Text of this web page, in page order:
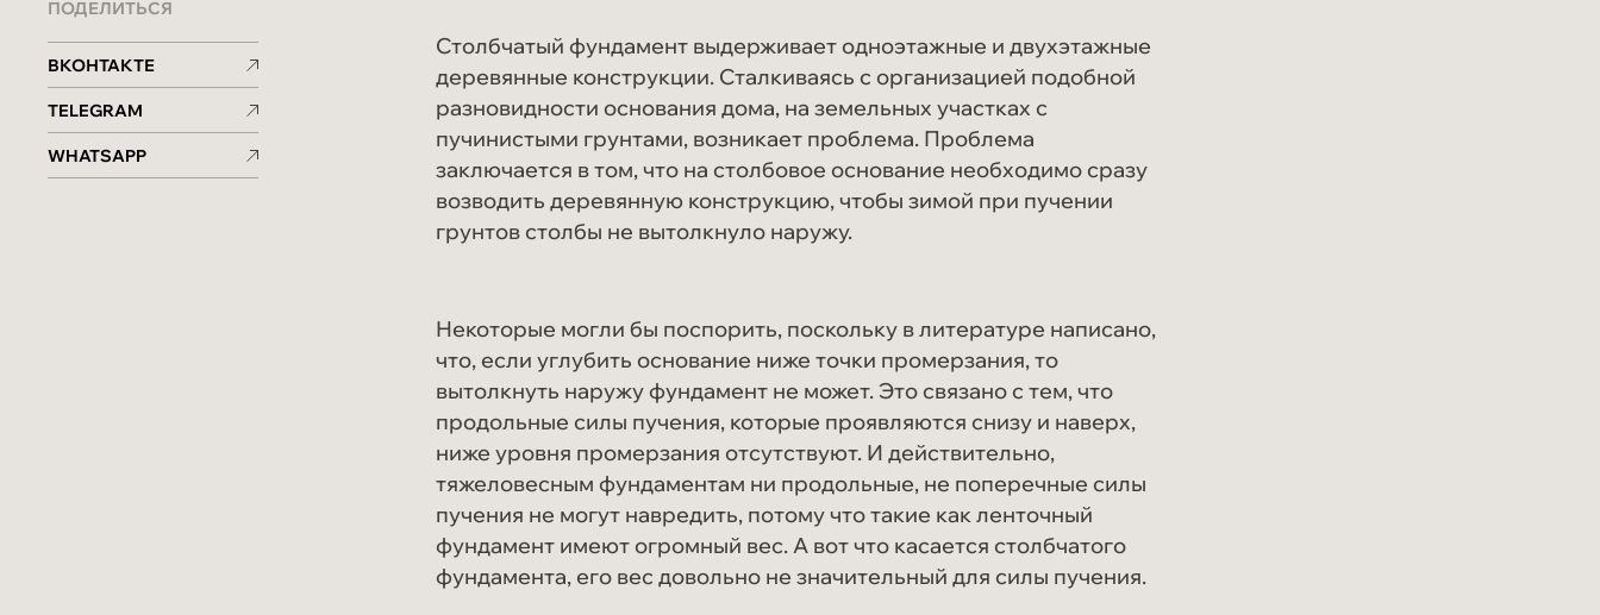
Дома в классическом
стиле
Контакты
Реализованныепроекты
Дома в продаже
Столбчатый фундамент выдерживает одноэтажные и двухэтажные
деревянные конструкции. Сталкиваясь с организацией подобной
разновидности основания дома, на земельных участках с
пучинистыми грунтами, возникает проблема. Проблема
заключается в том, что на столбовое основание необходимо сразу
возводить деревянную конструкцию, чтобы зимой при пучении
грунтов столбы не вытолкнуло наружу.
Некоторые могли бы поспорить, поскольку в литературе написано,
что, если углубить основание ниже точки промерзания, то
вытолкнуть наружу фундамент не может. Это связано с тем, что
продольные силы пучения, которые проявляются снизу и наверх,
ниже уровня промерзания отсутствуют. И действительно,
тяжеловесным фундаментам ни продольные, не поперечные силы
пучения не могут навредить, потому что такие как ленточный
фундамент имеют огромный вес. А вот что касается столбчатого
фундамента, его вес довольно не значительный для силы пучения.
ПОДЕЛИТЬСЯ
ВКОНТАКТЕ
TELEGRAM
WHATSAPP